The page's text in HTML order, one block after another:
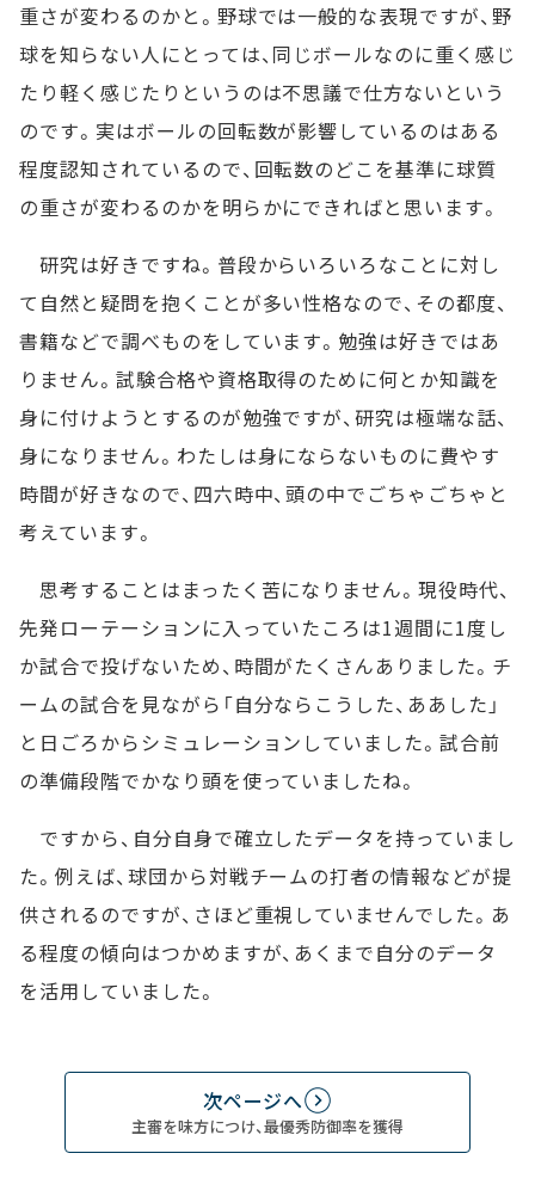
重さが変わるのかと。野球では一般的な表現ですが、野
球を知らない人にとっては、同じボールなのに重く感じ
たり軽く感じたりというのは不思議で仕方ないという
のです。実はボールの回転数が影響しているのはある
程度認知されているので、回転数のどこを基準に球質
の重さが変わるのかを明らかにできればと思います。
研究は好きですね。普段からいろいろなことに対し
て自然と疑問を抱くことが多い性格なので、その都度、
書籍などで調べものをしています。勉強は好きではあ
りません。試験合格や資格取得のために何とか知識を
身に付けようとするのが勉強ですが、研究は極端な話、
身になりません。わたしは身にならないものに費やす
時間が好きなので、四六時中、頭の中でごちゃごちゃと
考えています。
思考することはまったく苦になりません。現役時代、
先発ローテーションに入っていたころは1週間に1度し
か試合で投げないため、時間がたくさんありました。チ
ームの試合を見ながら「自分ならこうした、ああした」
と日ごろからシミュレーションしていました。試合前
の準備段階でかなり頭を使っていましたね。
ですから、自分自身で確立したデータを持っていまし
た。例えば、球団から対戦チームの打者の情報などが提
供されるのですが、さほど重視していませんでした。あ
る程度の傾向はつかめますが、あくまで自分のデータ
を活用していました。
次ページへ
主審を味方につけ、最優秀防御率を獲得